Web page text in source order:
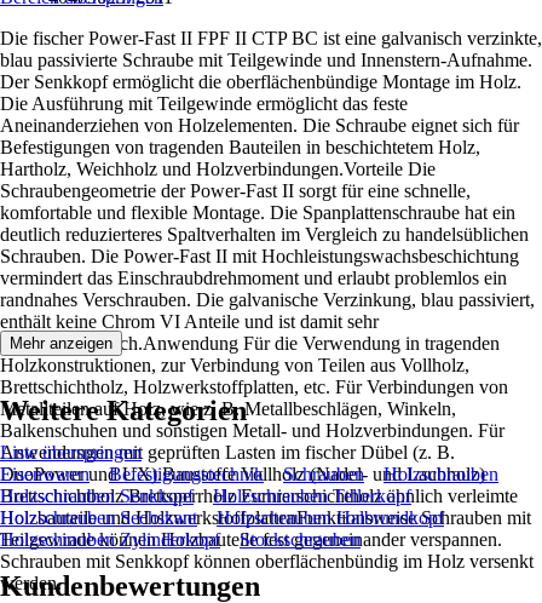
Die fischer Power-Fast II FPF II CTP BC ist eine galvanisch verzinkte,
blau passivierte Schraube mit Teilgewinde und Innenstern-Aufnahme.
Der Senkkopf ermöglicht die oberflächenbündige Montage im Holz.
Die Ausführung mit Teilgewinde ermöglicht das feste
Aneinanderziehen von Holzelementen. Die Schraube eignet sich für
Befestigungen von tragenden Bauteilen in beschichtetem Holz,
Hartholz, Weichholz und Holzverbindungen.Vorteile Die
Schraubengeometrie der Power-Fast II sorgt für eine schnelle,
komfortable und flexible Montage. Die Spanplattenschraube hat ein
deutlich reduzierteres Spaltverhalten im Vergleich zu handelsüblichen
Schrauben. Die Power-Fast II mit Hochleistungswachsbeschichtung
vermindert das Einschraubdrehmoment und erlaubt problemlos ein
randnahes Verschrauben. Die galvanische Verzinkung, blau passiviert,
enthält keine Chrom VI Anteile und ist damit sehr
umweltverträglich.Anwendung Für die Verwendung in tragenden
Holzkonstruktionen, zur Verbindung von Teilen aus Vollholz,
Brettschichtholz, Holzwerkstoffplatten, etc. Für Verbindungen von
Metallteilen auf Holz, wie z. B. Metallbeschlägen, Winkeln,
Balkenschuhen und sonstigen Metall- und Holzverbindungen. Für
Anwendungen mit geprüften Lasten im fischer Dübel (z. B.
DuoPower und UX).Baustoffe Vollholz (Nadel- und Laubholz)
Brettschichtholz Brettsperrholz Furnierschichtholz ähnlich verleimte
Holzbauteile und HolzwerkstoffplattenFunktionsweise Schrauben mit
Teilgewinde können Holzbauteile fest gegeneinander verspannen.
Schrauben mit Senkkopf können oberflächenbündig im Holz versenkt
werden.
Mehr anzeigen
Weitere Kategorien
Liste überspringen
Eisenwaren
Befestigungstechnik Schrauben
Holzschrauben
Holzschrauben Senkkopf
Holzschrauben Tellerkopf
Holzschrauben Sechskant
Holzschrauben Halbrundkopf
Holzschrauben Zylinderkopf
Stockschrauben
Kundenbewertungen